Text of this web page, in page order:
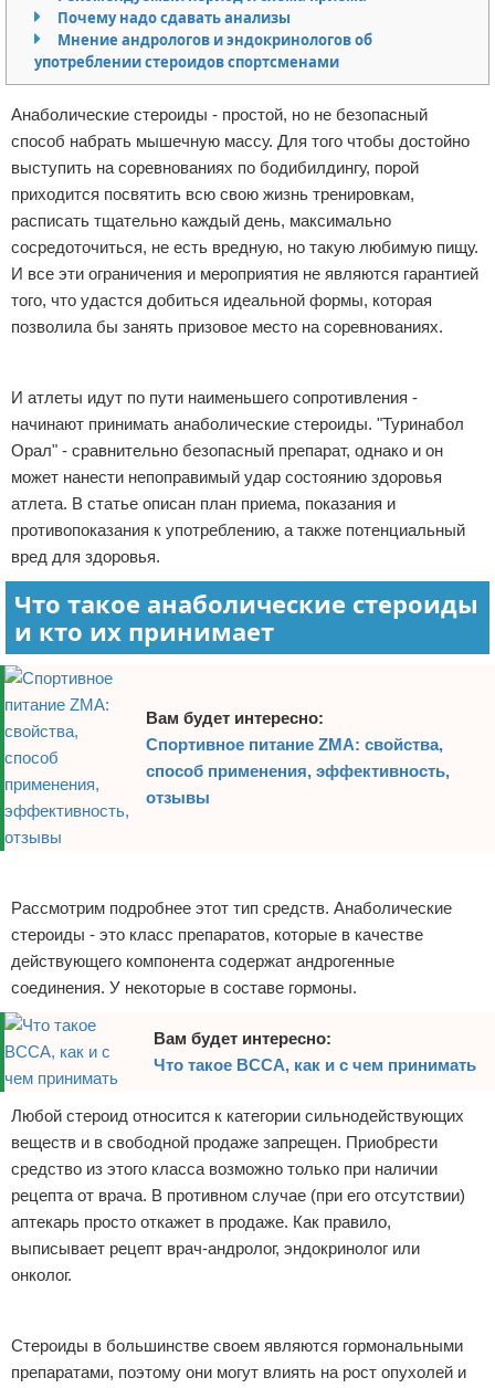
Боевые виды искусства
Как накачаться
Теннис
Легкая атлетика
Водный спорт
Похудание
Йога и пилатес
Волейбол
Детский спорт
Зимние виды спорта
Тренировки дома
Спортивное питание
Отказ от ответственности
Почему надо сдавать анализы
Мнение андрологов и эндокринологов об
употреблении стероидов спортсменами
Анаболические стероиды - простой, но не безопасный
способ набрать мышечную массу. Для того чтобы достойно
выступить на соревнованиях по бодибилдингу, порой
приходится посвятить всю свою жизнь тренировкам,
расписать тщательно каждый день, максимально
сосредоточиться, не есть вредную, но такую любимую пищу.
И все эти ограничения и мероприятия не являются гарантией
того, что удастся добиться идеальной формы, которая
позволила бы занять призовое место на соревнованиях.
И атлеты идут по пути наименьшего сопротивления -
начинают принимать анаболические стероиды. "Туринабол
Орал" - сравнительно безопасный препарат, однако и он
может нанести непоправимый удар состоянию здоровья
атлета. В статье описан план приема, показания и
противопоказания к употреблению, а также потенциальный
вред для здоровья.
Что такое анаболические стероиды
и кто их принимает
Вам будет интересно:
Спортивное питание ZMA: свойства,
способ применения, эффективность,
отзывы
Рассмотрим подробнее этот тип средств. Анаболические
стероиды - это класс препаратов, которые в качестве
действующего компонента содержат андрогенные
соединения. У некоторые в составе гормоны.
Вам будет интересно:
Что такое BCCA, как и с чем принимать
Любой стероид относится к категории сильнодействующих
веществ и в свободной продаже запрещен. Приобрести
средство из этого класса возможно только при наличии
рецепта от врача. В противном случае (при его отсутствии)
аптекарь просто откажет в продаже. Как правило,
выписывает рецепт врач-андролог, эндокринолог или
онколог.
Стероиды в большинстве своем являются гормональными
препаратами, поэтому они могут влиять на рост опухолей и